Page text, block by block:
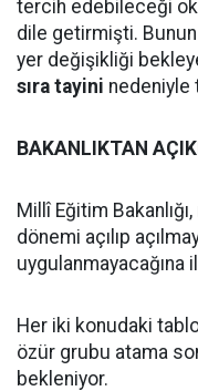
tercih edebileceği
dile getirmişti.
yer değişikliği
sıra tayini nedeniyle
BAKANLIKTAN
Millî Eğitim
dönemi açılıp
uygulanmayacağına
Her iki konudaki
özür grubu atama
bekleniyor.